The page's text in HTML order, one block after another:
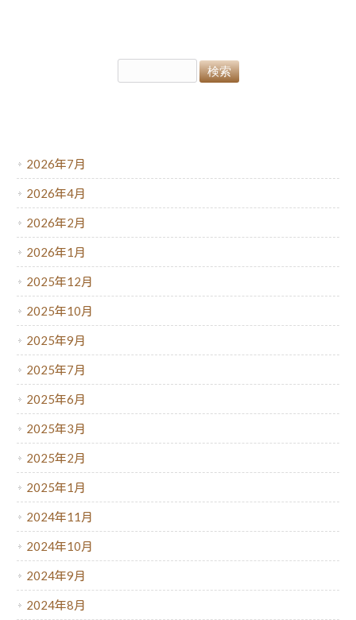
2026年7月
2026年4月
2026年2月
2026年1月
2025年12月
2025年10月
2025年9月
2025年7月
2025年6月
2025年3月
2025年2月
2025年1月
2024年11月
2024年10月
2024年9月
2024年8月